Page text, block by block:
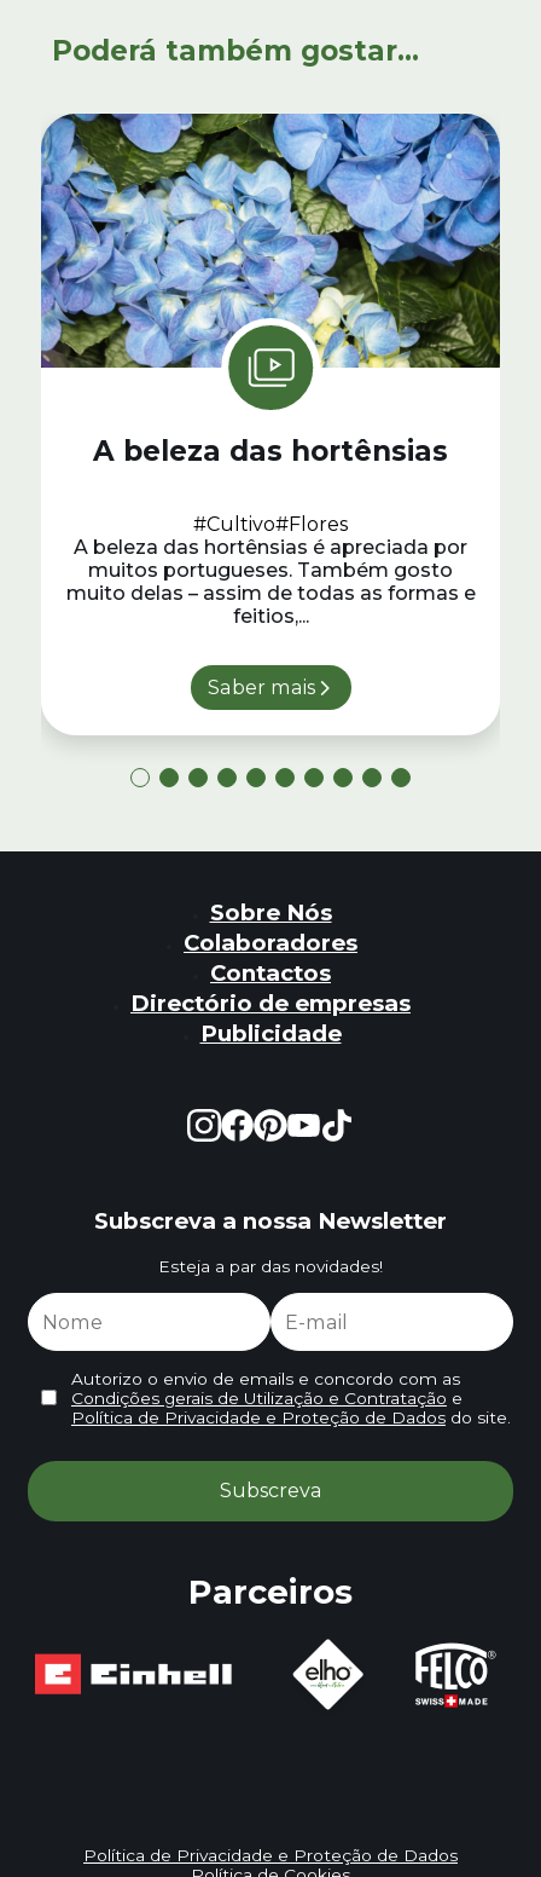
Poderá também gostar...
A beleza das hortênsias
#Cultivo#Flores
A beleza das hortênsias é apreciada por
muitos portugueses. Também gosto
muito delas – assim de todas as formas e
feitios,...
Saber mais
Sobre Nós
Colaboradores
Contactos
Directório de empresas
Publicidade
Subscreva a nossa Newsletter
Esteja a par das novidades!
Autorizo o envio de emails e concordo com as
Condições gerais de Utilização e Contratação e
Política de Privacidade e Proteção de Dadosdo site.
Parceiros
Política de Privacidade e Proteção de Dados